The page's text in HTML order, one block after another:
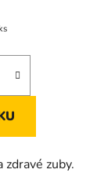
zdravé zuby.